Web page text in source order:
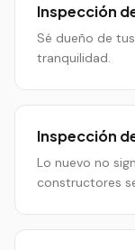
Inspección
Sé dueño de
tranquilidad.
Inspección
Lo nuevo no
constructores